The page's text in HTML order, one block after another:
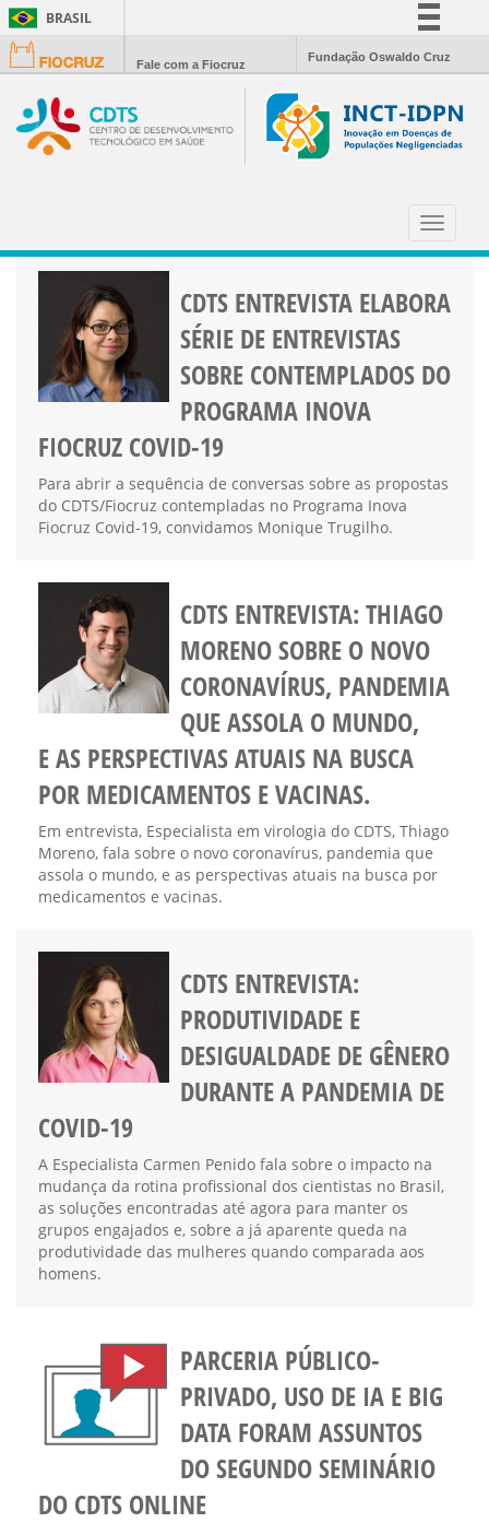
BRASIL
Simplifique!
Participe
Acesso à informação
Fale com a Fiocruz
Fundação Oswaldo Cruz
Toggle
CDTS ENTREVISTA ELABORA
SÉRIE DE ENTREVISTAS
SOBRE CONTEMPLADOS DO
PROGRAMA INOVA
FIOCRUZ COVID-19
Para abrir a sequência de conversas sobre as propostas
do CDTS/Fiocruz contempladas no Programa Inova
Fiocruz Covid-19, convidamos Monique Trugilho.
CDTS ENTREVISTA: THIAGO
MORENO SOBRE O NOVO
CORONAVÍRUS, PANDEMIA
QUE ASSOLA O MUNDO,
E AS PERSPECTIVAS ATUAIS NA BUSCA
POR MEDICAMENTOS E VACINAS.
Em entrevista, Especialista em virologia do CDTS, Thiago
Moreno, fala sobre o novo coronavírus, pandemia que
assola o mundo, e as perspectivas atuais na busca por
medicamentos e vacinas.
CDTS ENTREVISTA:
PRODUTIVIDADE E
DESIGUALDADE DE GÊNERO
DURANTE A PANDEMIA DE
COVID-19
A Especialista Carmen Penido fala sobre o impacto na
mudança da rotina profissional dos cientistas no Brasil,
as soluções encontradas até agora para manter os
grupos engajados e, sobre a já aparente queda na
produtividade das mulheres quando comparada aos
homens.
PARCERIA PÚBLICO-
PRIVADO, USO DE IA E BIG
DATA FORAM ASSUNTOS
DO SEGUNDO SEMINÁRIO
DO CDTS ONLINE